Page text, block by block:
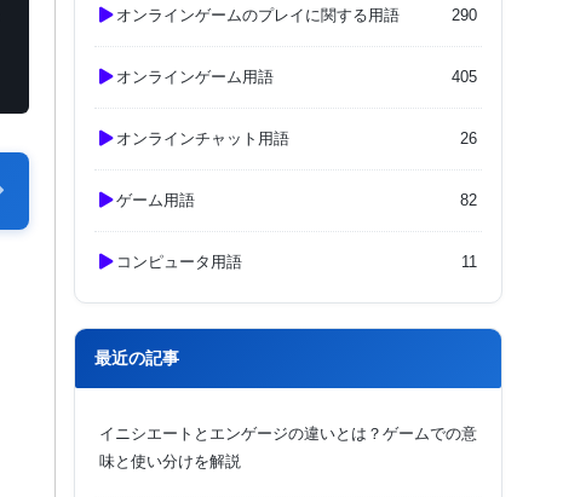
オンラインゲームのプレイに関する用語 290
オンラインゲーム用語 405
オンラインチャット用語 26
ゲーム用語 82
コンピュータ用語 11
最近の記事
イニシエートとエンゲージの違いとは？ゲームでの意
味と使い分けを解説